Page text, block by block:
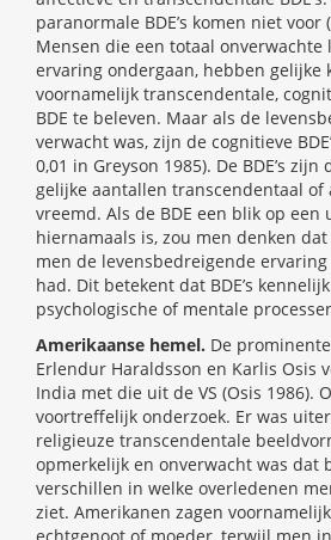
paranormale BDE’s komen niet voor
Mensen die een totaal onverwachte
ervaring ondergaan, hebben gelijke
voornamelijk transcendentale,
BDE te beleven. Maar als de
verwacht was, zijn de cognitieve
0,01 in Greyson 1985). De BDE’s
gelijke aantallen transcendentaal of
vreemd. Als de BDE een blik op een
hiernamaals is, zou men denken
men de levensbedreigende
had. Dit betekent dat BDE’s
psychologische of mentale
Amerikaanse hemel. De
Erlendur Haraldsson en Karlis Osis
India met die uit de VS (Osis 1986).
voortreffelijk onderzoek. Er was
religieuze transcendentale
opmerkelijk en onverwacht was dat
verschillen in welke overledenen
ziet. Amerikanen zagen
echtgenoot of moeder, terwijl men